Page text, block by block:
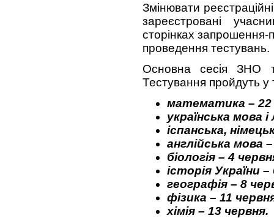
Змінювати
зареєстровані
сторінках запрошення-
проведення тестувань.
Основна сесія ЗНО
Тестування пройдуть у
математика –
українська мова
іспанська,
англійська мова
біологія – 4
історія України
географія – 8
фізика – 11
хімія – 13 червня.